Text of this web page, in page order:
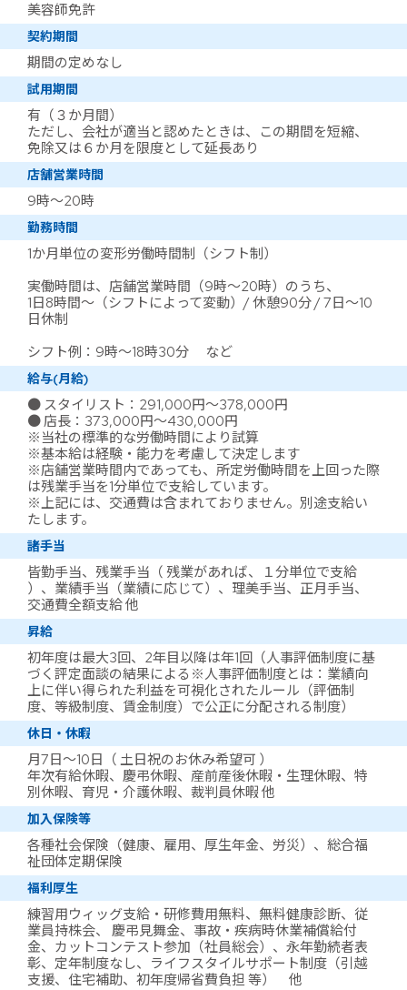
美容師免許
契約期間
期間の定めなし
試用期間
有（３か月間）
ただし、会社が適当と認めたときは、この期間を短縮、
免除又は６か月を限度として延長あり
店舗営業時間
9時～20時
勤務時間
1か月単位の変形労働時間制（シフト制）
実働時間は、店舗営業時間（9時～20時）のうち、
1日8時間～（シフトによって変動）/ 休憩90分 / 7日～10
日休制
シフト例：9時～18時30分 など
給与(月給)
● スタイリスト：291,000円～378,000円
● 店長：373,000円～430,000円
※当社の標準的な労働時間により試算
※基本給は経験・能力を考慮して決定します
※店舗営業時間内であっても、所定労働時間を上回った際
は残業手当を1分単位で支給しています。
※上記には、交通費は含まれておりません。別途支給い
たします。
諸手当
皆勤手当、残業手当（ 残業があれば、１分単位で支給
）、業績手当（業績に応じて）、理美手当、正月手当、
交通費全額支給 他
昇給
初年度は最大3回、2年目以降は年1回（人事評価制度に基
づく評定面談の結果による※人事評価制度とは：業績向
上に伴い得られた利益を可視化されたルール（評価制
度、等級制度、賃金制度）で公正に分配される制度）
休日・休暇
月7日～10日（ 土日祝のお休み希望可 ）
年次有給休暇、慶弔休暇、産前産後休暇・生理休暇、特
別休暇、育児・介護休暇、裁判員休暇 他
加入保険等
各種社会保険（健康、雇用、厚生年金、労災）、総合福
祉団体定期保険
福利厚生
練習用ウィッグ支給・研修費用無料、無料健康診断、従
業員持株会、 慶弔見舞金、事故・疾病時休業補償給付
金、カットコンテスト参加（社員総会）、永年勤続者表
彰、定年制度なし、ライフスタイルサポート制度（引越
支援、住宅補助、初年度帰省費負担 等） 他